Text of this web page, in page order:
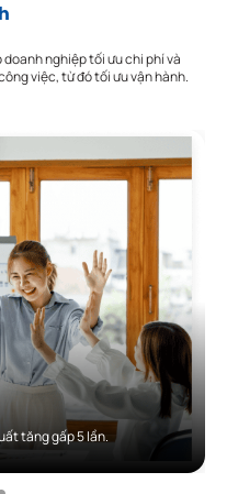
nghiệp tối ưu chi phí và
việc, từ đó tối ưu vận hành.
tăng gấp 5 lần.